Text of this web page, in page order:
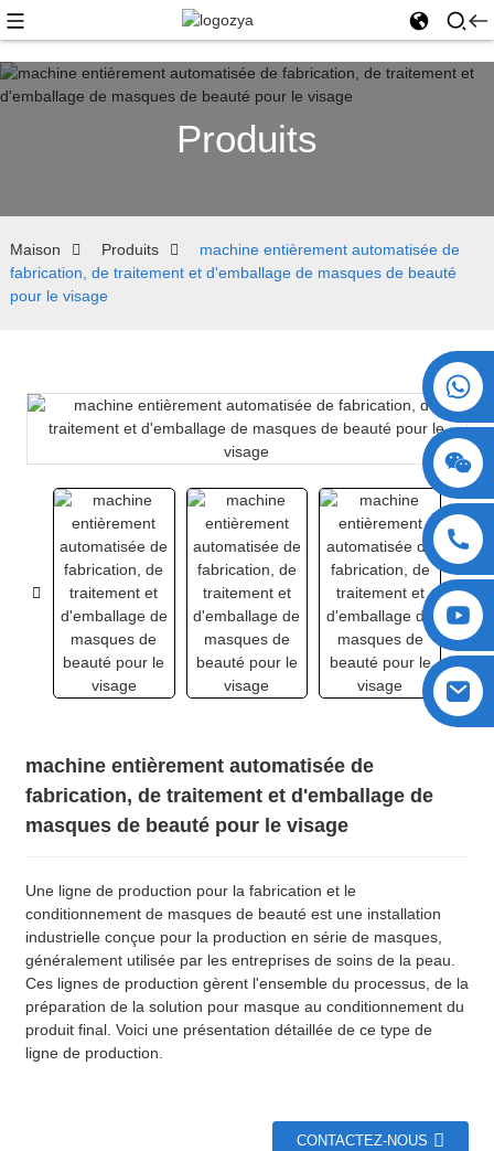
Produits
Maison Produits
machine entièrement automatisée de
fabrication, de traitement et d'emballage de masques de beauté
pour le visage
machine entièrement automatisée de
fabrication, de traitement et d'emballage de
masques de beauté pour le visage
Une ligne de production pour la fabrication et le
conditionnement de masques de beauté est une installation
industrielle conçue pour la production en série de masques,
généralement utilisée par les entreprises de soins de la peau.
Ces lignes de production gèrent l'ensemble du processus, de la
préparation de la solution pour masque au conditionnement du
produit final. Voici une présentation détaillée de ce type de
ligne de production.
CONTACTEZ-NOUS